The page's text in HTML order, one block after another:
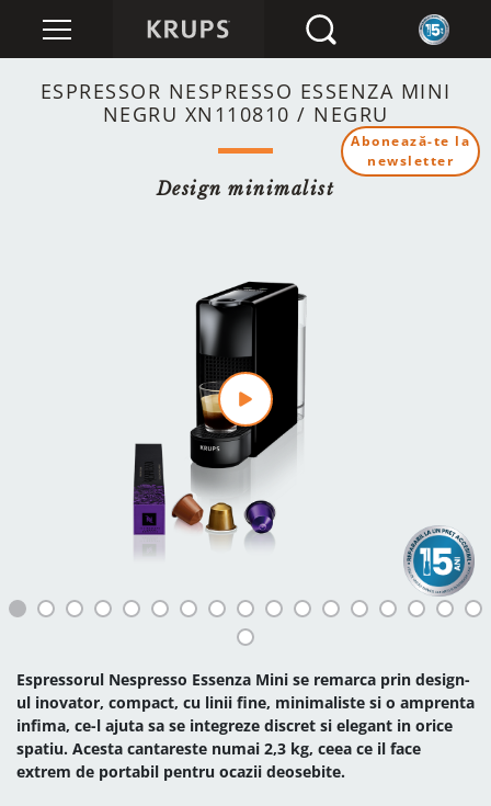
ESPRESSOR NESPRESSO ESSENZA MINI
NEGRU XN110810 / NEGRU
Design minimalist
Espressorul Nespresso Essenza Mini se remarca prin design-
ul inovator, compact, cu linii fine, minimaliste si o amprenta
infima, ce-l ajuta sa se integreze discret si elegant in orice
spatiu. Acesta cantareste numai 2,3 kg, ceea ce il face
extrem de portabil pentru ocazii deosebite.
Abonează-te la
newsletter